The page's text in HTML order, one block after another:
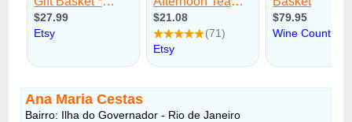
Ana Maria Cestas
Bairro: Ilha do Governador - Rio de Janeiro